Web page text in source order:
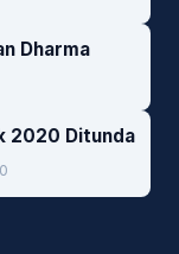
Dharma
2020 Ditunda